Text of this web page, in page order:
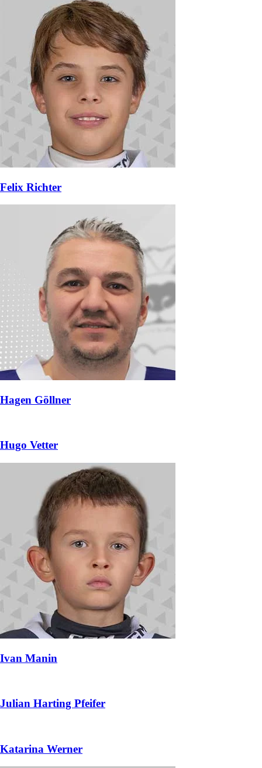
Felix Richter
Hagen Göllner
Hugo Vetter
Ivan Manin
Julian Harting Pfeifer
Katarina Werner